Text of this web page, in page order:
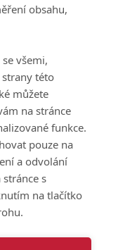
obsahu,
všemi,
této
můžete
na stránce
funkce.
pouze na
a odvolání
s
na tlačítko
150 784